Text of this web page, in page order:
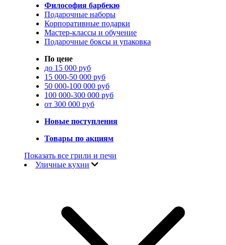
Философия барбекю
Подарочные наборы
Корпоративные подарки
Мастер-классы и обучение
Подарочные боксы и упаковка
По цене
до 15 000 руб
15 000-50 000 руб
50 000-100 000 руб
100 000-300 000 руб
от 300 000 руб
Новые поступления
Товары по акциям
Показать все грили и печи
Уличные кухни